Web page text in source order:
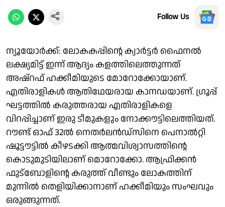
Follow Us
ന്യൂയോർക്ക്: ലോകകപ്പിൻ്റെ ക്വാർട്ടർ ഫൈനൽ
ലക്ഷ്യമിട്ട് ഇന്ന് ആദ്യം കളത്തിലെത്തുന്നത്
അഷ്റഫ് ഹക്കീമിയുടെ മോറോക്കോയാണ്.
എതിരാളികൾ ആതിഥേയരായ കാനഡയാണ്. ഗ്രൂപ്പ്
ഘട്ടത്തിൽ കരുത്തരായ എതിരാളികളെ
വിറപ്പിച്ചാണ് ഇരു ടീമുകളും നോക്കൗട്ടിലെത്തിയത്.
റൗണ്ട് ഓഫ് 32ൽ നെതർലൻഡ്സിനെ പെനാൽറ്റി
ഷൂട്ടൗട്ടിൽ കീഴടക്കി ആത്മവിശ്വാസത്തിൻ്റെ
കൊടുമുടിയിലാണ് മൊറോക്കോ. ആഫ്രിക്കൻ
ഫുട്ബോളിൻ്റെ കരുത്ത് വീണ്ടും ലോകത്തിന്
മുന്നിൽ തെളിയിക്കാനാണ് ഹക്കീമിയും സംഘവും
ഒരുങ്ങുന്നത്.